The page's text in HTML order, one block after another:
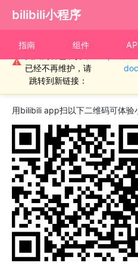
bilibili小程序
指南 组件
⚠
重要通知！！！本
已经不再维护，请
跳转到新链接：
› 资源
demo小程序
用bilibili app扫以下二维码可体